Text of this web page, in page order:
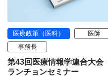
医療政策（医科）
医師
事務長
第43回医療情報学連合大会
ランチョンセミナー